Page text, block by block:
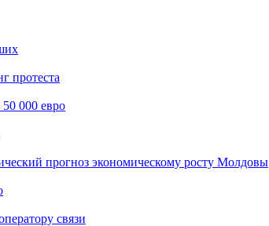
протеста
000 евро
прогноз экономическому росту Молдовы
связи